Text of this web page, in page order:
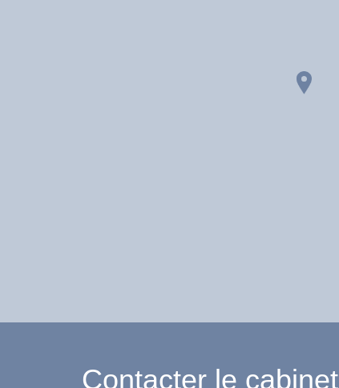
Contacter le cabinet